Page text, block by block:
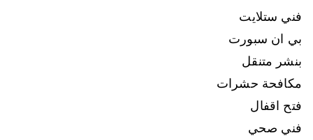
فني ستلايت
بي ان سبورت
بنشر متنقل
مكافحة حشرات
فتح اقفال
فني صحي